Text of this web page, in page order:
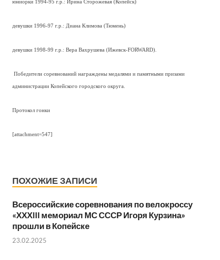
юниорки 1994-95 г.р.: Ирина Сторожевая (Копейск)
девушки 1996-97 г.р.: Диана Климова (Тюмень)
девушки 1998-99 г.р.: Вера Вахрушева (Ижевск-FORWARD).
Победители соревнований награждены медалями и памятными призами
администрации Копейского городского округа.
Протокол гонки
[attachment=547]
ПОХОЖИЕ ЗАПИСИ
Всероссийские соревнования по велокроссу
«ХХХIII мемориал МС СССР Игоря Курзина»
прошли в Копейске
23.02.2025